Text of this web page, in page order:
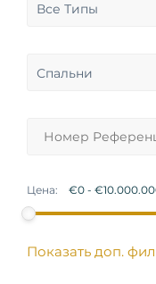
Все Типы
Спальни
Цена:
Показать доп.